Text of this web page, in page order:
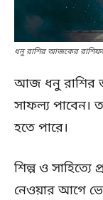
ধনু রাশির আজকের
আজ ধনু রাশির
সাফল্য পাবেন।
হতে পারে।
শিল্প ও সাহিত্যে
নেওয়ার আগে